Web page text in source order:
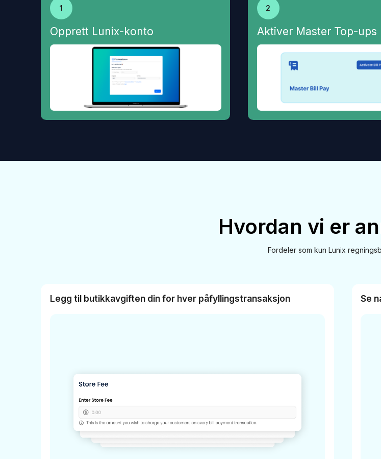
1
Opprett Lunix-konto
2
Aktiver Master Top-ups
Hvordan vi er
Fordeler som kun Lunix
Legg til butikkavgiften din for hver påfyllingstransaksjon Se